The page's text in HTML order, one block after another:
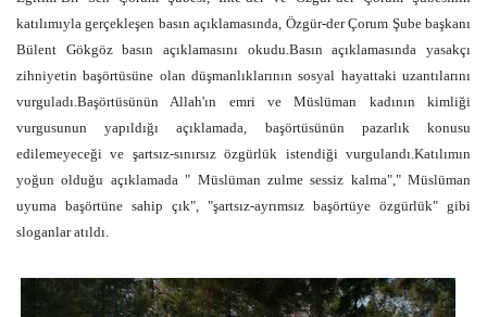
katılımıyla gerçekleşen basın açıklamasında, Özgür-der Çorum Şube başkanı
Bülent Gökgöz basın açıklamasını okudu.Basın açıklamasında yasakçı
zihniyetin başörtüsüne olan düşmanlıklarının sosyal hayattaki uzantılarını
vurguladı.Başörtüsünün Allah'ın emri ve Müslüman kadının kimliği
vurgusunun yapıldığı açıklamada, başörtüsünün pazarlık konusu
edilemeyeceği ve şartsız-sınırsız özgürlük istendiği vurgulandı.Katılımın
yoğun olduğu açıklamada " Müslüman zulme sessiz kalma"," Müslüman
uyuma başörtüne sahip çık", "şartsız-ayrımsız başörtüye özgürlük" gibi
sloganlar atıldı.